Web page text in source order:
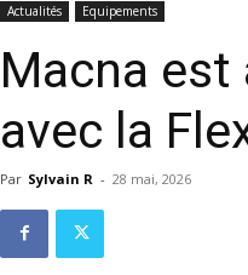
Actualités Equipements
Macna est
avec la
Par Sylvain R - 28 mai, 2026